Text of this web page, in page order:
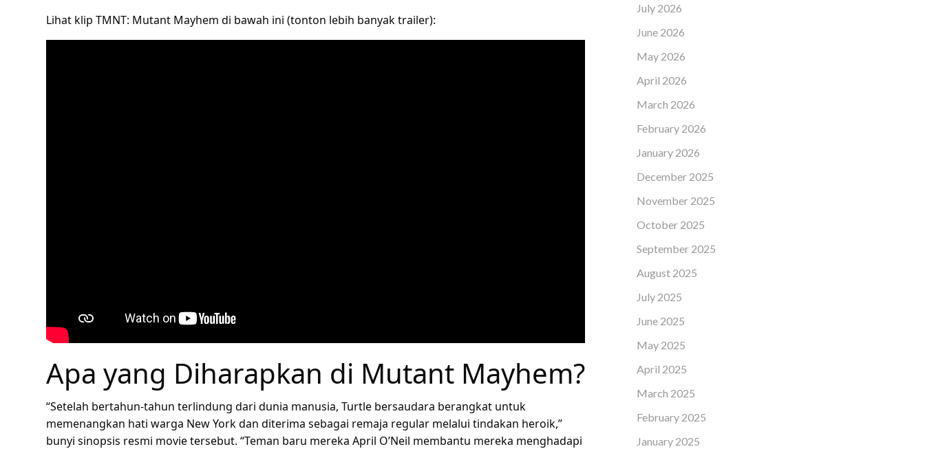
Lihat klip TMNT: Mutant Mayhem di bawah ini (tonton lebih banyak trailer):
Apa yang Diharapkan di Mutant Mayhem?
“Setelah bertahun-tahun terlindung dari dunia manusia, Turtle bersaudara berangkat untuk
memenangkan hati warga New York dan diterima sebagai remaja regular melalui tindakan heroik,”
bunyi sinopsis resmi movie tersebut. “Teman baru mereka April O’Neil membantu mereka menghadapi
July 2026
June 2026
May 2026
April 2026
March 2026
February 2026
January 2026
December 2025
November 2025
October 2025
September 2025
August 2025
July 2025
June 2025
May 2025
April 2025
March 2025
February 2025
January 2025